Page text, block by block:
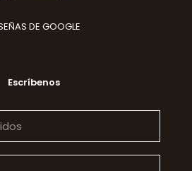
DE GOOGLE
Escríbenos